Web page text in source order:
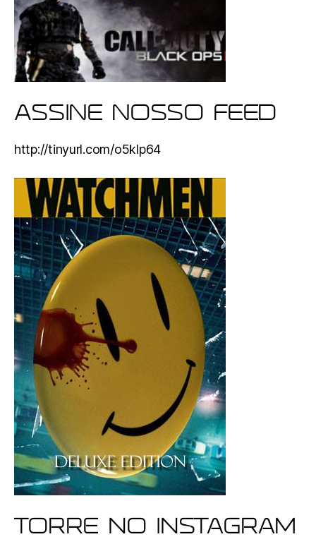
ASSINE NOSSO FEED
http://tinyurl.com/o5klp64
Torre no Instagram